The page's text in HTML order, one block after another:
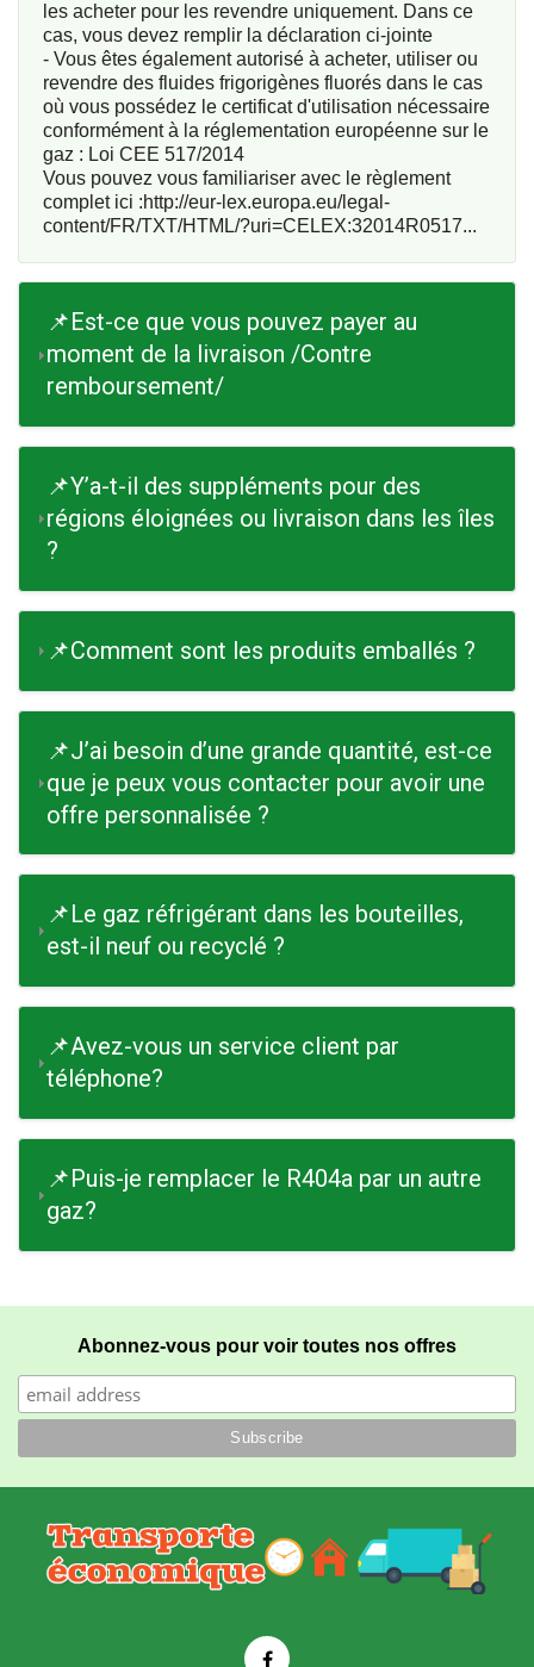
les acheter pour les revendre uniquement. Dans ce
cas, vous devez remplir la déclaration ci-jointe
- Vous êtes également autorisé à acheter, utiliser ou
revendre des fluides frigorigènes fluorés dans le cas
où vous possédez le certificat d'utilisation nécessaire
conformément à la réglementation européenne sur le
gaz : Loi CEE 517/2014
Vous pouvez vous familiariser avec le règlement
complet ici :http://eur-lex.europa.eu/legal-
content/FR/TXT/HTML/?uri=CELEX:32014R0517...
📌Est-ce que vous pouvez payer au
moment de la livraison /Contre
remboursement/
📌Y’a-t-il des suppléments pour des
régions éloignées ou livraison dans les îles
?
📌Comment sont les produits emballés ?
📌J’ai besoin d’une grande quantité, est-ce
que je peux vous contacter pour avoir une
offre personnalisée ?
📌Le gaz réfrigérant dans les bouteilles,
est-il neuf ou recyclé ?
📌Avez-vous un service client par
téléphone?
📌Puis-je remplacer le R404a par un autre
gaz?
Abonnez-vous pour voir toutes nos offres